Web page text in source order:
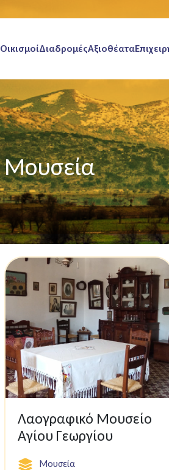
ΟικισμοίΔιαδρομέςΑξιοθέατα
Μουσεία
Λαογραφικό Μουσείο
Αγίου Γεωργίου
Μουσεία